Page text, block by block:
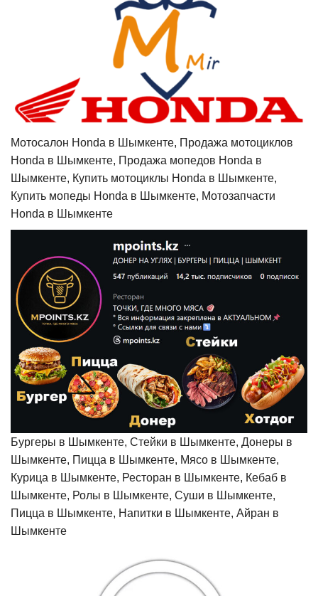
Мотосалон Honda в Шымкенте, Продажа мотоциклов
Honda в Шымкенте, Продажа мопедов Honda в
Шымкенте, Купить мотоциклы Honda в Шымкенте,
Купить мопеды Honda в Шымкенте, Мотозапчасти
Honda в Шымкенте
Бургеры в Шымкенте, Стейки в Шымкенте, Донеры в
Шымкенте, Пицца в Шымкенте, Мясо в Шымкенте,
Курица в Шымкенте, Ресторан в Шымкенте, Кебаб в
Шымкенте, Ролы в Шымкенте, Суши в Шымкенте,
Пицца в Шымкенте, Напитки в Шымкенте, Айран в
Шымкенте